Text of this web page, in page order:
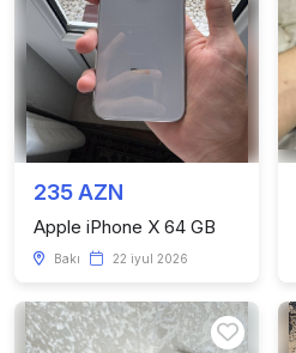
235 AZN
Apple iPhone X 64 GB
Bakı 22 iyul 2026